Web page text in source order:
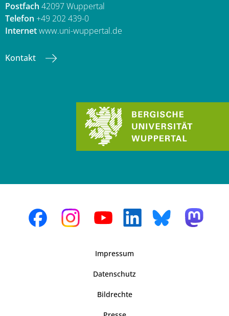
Postfach 42097 Wuppertal
Telefon +49 202 439-0
Internetwww.uni-wuppertal.de
Kontakt
Impressum
Datenschutz
Bildrechte